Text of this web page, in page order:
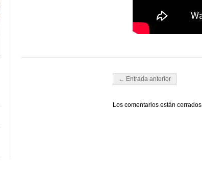
Navegador de artículos
← Entrada anterior
Los comentarios están cerrados.